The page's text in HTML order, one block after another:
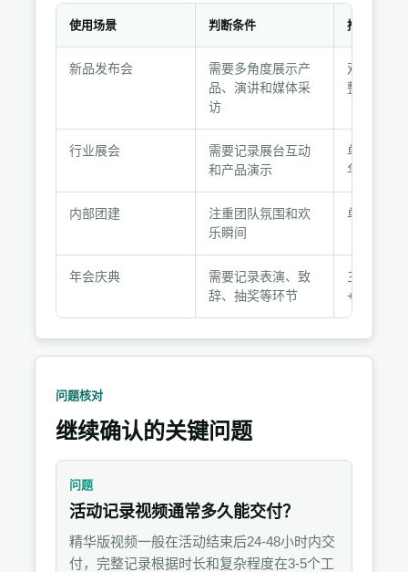
与
荐
使用场景 判断条件 推荐选择
新品发布会
需要多角度展示产
品、演讲和媒体采
访
双机位+
整记录
行业展会
需要记录展台互动
和产品演示
单机位或
华版
内部团建
注重团队氛围和欢
乐瞬间
单机位+精
年会庆典
需要记录表演、致
辞、抽奖等环节
三机位+
+多版本剪
问题核对
继续确认的关键问题
问题
活动记录视频通常多久能交付？
精华版视频一般在活动结束后24-48小时内交
付，完整记录根据时长和复杂程度在3-5个工